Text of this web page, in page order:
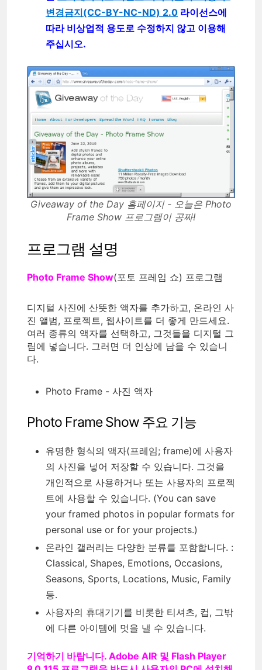
변경금지(CC-BY-NC-ND) 2.0 라이선스에
따라 비상업적 용도로 수정하지 않고 이용해
주십시오.
Giveaway of the Day 홈페이지 - 오늘은 Photo
Frame Show 프로그램이 공짜!
프로그램 설명
Photo Frame Show(포토 프레임 쇼) 프로그램
디지털 사진에 산뜻한 액자를 추가하고, 온라인 사
진 앨범, 프로젝트, 웹사이트를 더 좋게 만드세요.
여러 종류의 액자를 선택하고, 그것들을 디지털 그
림에 넣습니다. 그러면 더 인상에 남을 수 있습니
다.
Photo Frame - 사진 액자
Photo Frame Show 주요 기능
유명한 형식의 액자(프레임; frame)에 사용자
의 사진을 넣어 저장할 수 있습니다. 그것을
개인적으로 사용하거나 또는 사용자의 프로젝
트에 사용할 수 있습니다. (You can save
your framed photos in popular formats for
personal use or for your projects.)
온라인 갤러리는 다양한 분류를 포함합니다. :
Classical, Shapes, Emotions, Occasions,
Seasons, Sports, Locations, Music, Family
등.
사용자의 휴대기기를 비롯한 티셔츠, 컵, 그밖
에 다른 아이템에 멋을 낼 수 있습니다.
기억하기 바랍니다. Adobe AIR 및 Flash Player